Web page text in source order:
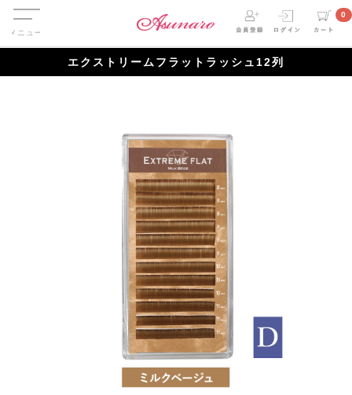
0
Menu
エクストリームフラットラッシュ12列